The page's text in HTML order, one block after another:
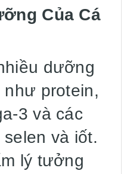
Của Cá
dưỡng
như protein,
3 và các
và iốt.
lý tưởng